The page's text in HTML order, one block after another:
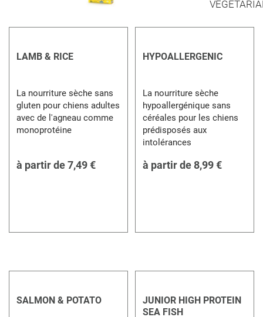
LAMB & RICE
La nourriture sèche sans
gluten pour chiens adultes
avec de l'agneau comme
monoprotéine
à partir de7,49 €
HYPOALLERGENIC
La nourriture sèche
hypoallergénique sans
céréales pour les chiens
prédisposés aux
intolérances
à partir de8,99 €
SALMON & POTATO
JUNIOR HIGH PROTEIN
SEA FISH